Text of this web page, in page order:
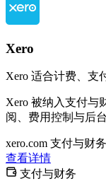
Xero
Xero 适合计费、支
Xero 被纳入支付与
阅、费用控制与后
xero.com 支付与财务
查看详情
支付与财务